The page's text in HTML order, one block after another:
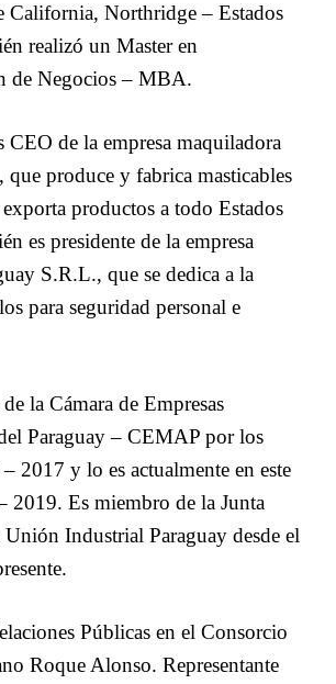
California, Northridge – Estados
realizó un Master en
de Negocios – MBA.
CEO de la empresa maquiladora
que produce y fabrica masticables
productos a todo Estados
es presidente de la empresa
S.R.L., que se dedica a la
para seguridad personal e
la Cámara de Empresas
Paraguay – CEMAP por los
2017 y lo es actualmente en este
2019. Es miembro de la Junta
Industrial Paraguay desde el
Públicas en el Consorcio
Roque Alonso. Representante